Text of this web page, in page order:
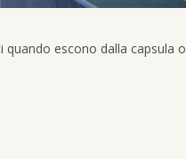
escono dalla capsula o